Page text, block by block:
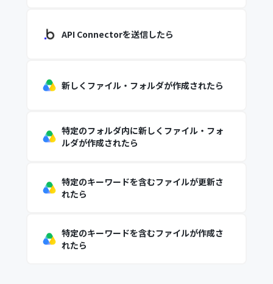
API Connectorを送信したら
新しくファイル・フォルダが作成されたら
特定のフォルダ内に新しくファイル・フォ
ルダが作成されたら
特定のキーワードを含むファイルが更新さ
れたら
特定のキーワードを含むファイルが作成さ
れたら